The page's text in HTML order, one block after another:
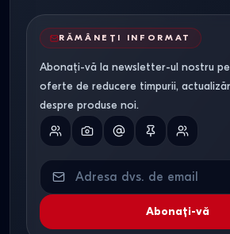
RĂMÂNEȚI INFORMAT
Abonați-vă la newsletter-ul nostru
oferte de reducere timpurii,
despre produse noi.
Abonați-vă